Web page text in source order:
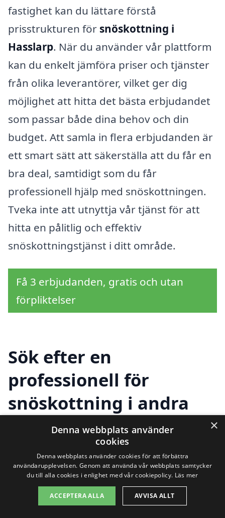
fastighet kan du lättare förstå
prisstrukturen för snöskottning i
Hasslarp. När du använder vår plattform
kan du enkelt jämföra priser och tjänster
från olika leverantörer, vilket ger dig
möjlighet att hitta det bästa erbjudandet
som passar både dina behov och din
budget. Att samla in flera erbjudanden är
ett smart sätt att säkerställa att du får en
bra deal, samtidigt som du får
professionell hjälp med snöskottningen.
Tveka inte att utnyttja vår tjänst för att
hitta en pålitlig och effektiv
snöskottningstjänst i ditt område.
Få 3 erbjudanden, gratis och utan
förpliktelser
Sök efter en
professionell för
snöskottning i andra
städer nära Hasslarp
Att hålla din egendom fri från snö kan
vara en utmaning, särskilt under kalla
vintermånader. Om du letar efter hjälp
×
Denna webbplats använder
cookies
Denna webbplats använder cookies för att förbättra
användarupplevelsen. Genom att använda vår webbplats samtycker
du till alla cookies i enlighet med vår cookiepolicy. Läs mer
ACCEPTERA ALLA AVVISA ALLT